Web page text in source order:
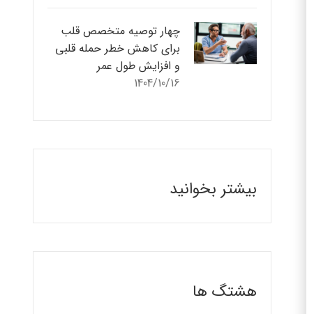
چهار توصیه متخصص قلب
برای کاهش خطر حمله قلبی
و افزایش طول عمر
1404/10/16
بیشتر بخوانید
هشتگ ها